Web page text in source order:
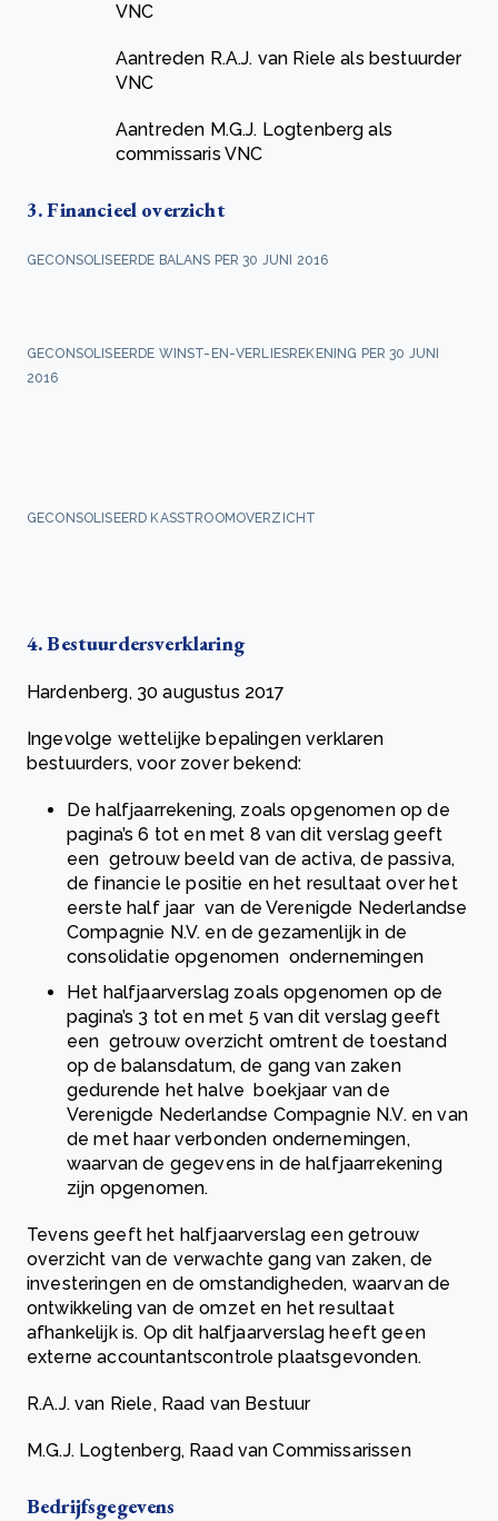
VNC
Aantreden R.A.J. van Riele als bestuurder
VNC
Aantreden M.G.J. Logtenberg als
commissaris VNC
3. Financieel overzicht
GECONSOLISEERDE BALANS PER 30 JUNI 2016
GECONSOLISEERDE WINST-EN-VERLIESREKENING PER 30 JUNI
2016
GECONSOLISEERD KASSTROOMOVERZICHT
4. Bestuurdersverklaring
Hardenberg, 30 augustus 2017
Ingevolge wettelijke bepalingen verklaren
bestuurders, voor zover bekend:
De halfjaarrekening, zoals opgenomen op de
pagina’s 6 tot en met 8 van dit verslag geeft
een getrouw beeld van de activa, de passiva,
de financie le positie en het resultaat over het
eerste half jaar van de Verenigde Nederlandse
Compagnie N.V. en de gezamenlijk in de
consolidatie opgenomen ondernemingen
Het halfjaarverslag zoals opgenomen op de
pagina’s 3 tot en met 5 van dit verslag geeft
een getrouw overzicht omtrent de toestand
op de balansdatum, de gang van zaken
gedurende het halve boekjaar van de
Verenigde Nederlandse Compagnie N.V. en van
de met haar verbonden ondernemingen,
waarvan de gegevens in de halfjaarrekening
zijn opgenomen.
Tevens geeft het halfjaarverslag een getrouw
overzicht van de verwachte gang van zaken, de
investeringen en de omstandigheden, waarvan de
ontwikkeling van de omzet en het resultaat
afhankelijk is. Op dit halfjaarverslag heeft geen
externe accountantscontrole plaatsgevonden.
R.A.J. van Riele, Raad van Bestuur
M.G.J. Logtenberg, Raad van Commissarissen
Bedrijfsgegevens